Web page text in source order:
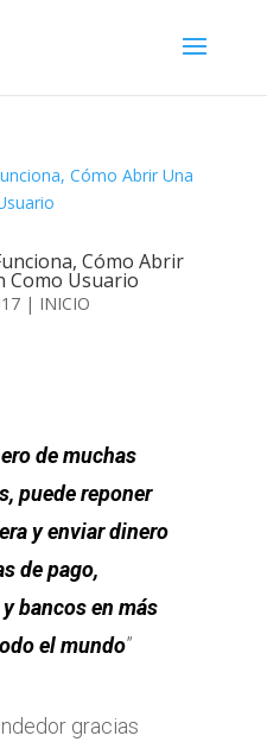
Cómo Abrir
Como Usuario
| INICIO
de muchas
puede reponer
y enviar dinero
de pago,
bancos en más
el mundo”
gracias